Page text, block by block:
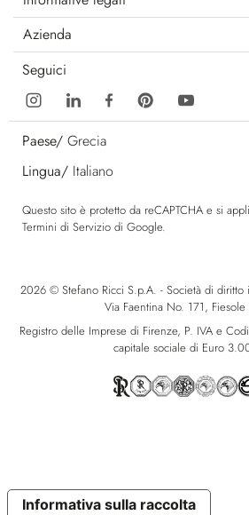
Azienda
Seguici
Paese/ Grecia
Lingua/ Italiano
Questo sito è protetto da reCAPTCHA e si
Termini di Servizio di Google.
2026 © Stefano Ricci S.p.A. - Società di diritto
Via Faentina No. 171, Fiesole
Registro delle Imprese di Firenze, P. IVA e
capitale sociale di Euro
Informativa sulla raccolta